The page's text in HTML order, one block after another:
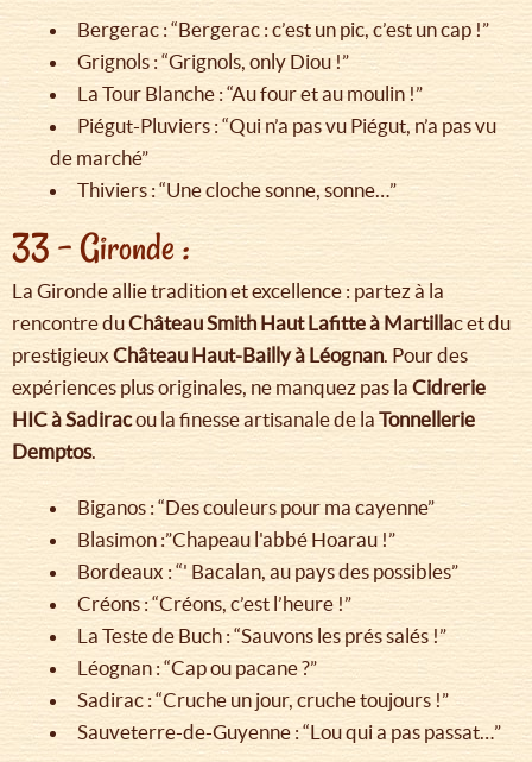
Bergerac : “Bergerac : c’est un pic, c’est un cap !”
Grignols : “Grignols, only Diou !”
La Tour Blanche : “Au four et au moulin !”
Piégut-Pluviers : “Qui n’a pas vu Piégut, n’a pas vu
de marché”
Thiviers : “Une cloche sonne, sonne…”
33 - Gironde :
La Gironde allie tradition et excellence : partez à la
rencontre duChâteau Smith Haut Lafitte à Martillac et du
prestigieux Château Haut-Bailly à Léognan. Pour des
expériences plus originales, ne manquez pas la Cidrerie
HIC à Sadiracou la finesse artisanale de la Tonnellerie
Demptos.
Biganos : “Des couleurs pour ma cayenne”
Blasimon :”Chapeau l'abbé Hoarau !”
Bordeaux : “' Bacalan, au pays des possibles”
Créons : “Créons, c’est l’heure !”
La Teste de Buch : “Sauvons les prés salés !”
Léognan : “Cap ou pacane ?”
Sadirac : “Cruche un jour, cruche toujours !”
Sauveterre-de-Guyenne : “Lou qui a pas passat…”